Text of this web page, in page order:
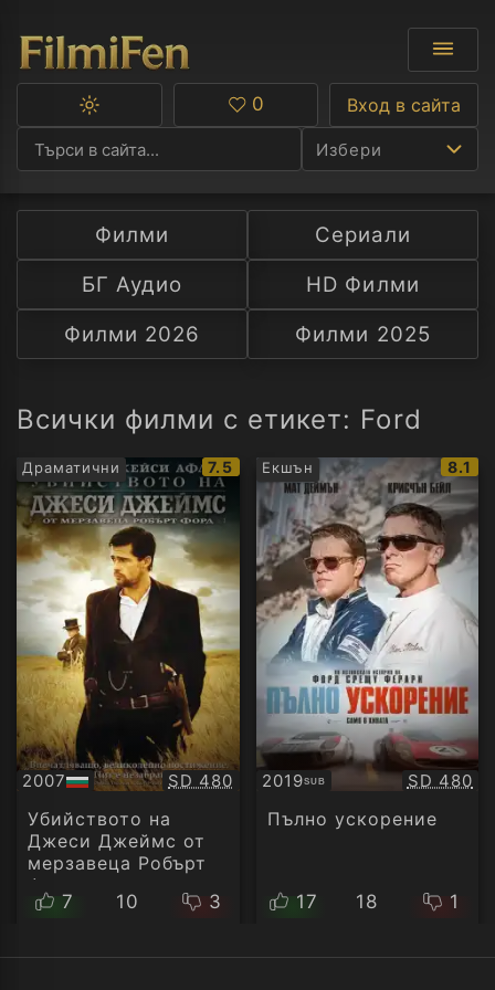
Избери
Ф
С
А
Превключване
тъмна
тема
Любими
0 Вход в сайта
Филми
Сериали
БГ Аудио
HD Филми
Филми 2026
Филми 2025
Всички филми с етикет: Ford
Драматични
IMDb
рейтинг:
7.5
2007
БГ
аудио
Качество:
SD 480
Убийството на
Джеси Джеймс от
мерзавеца Робърт
Форд
7 10 3
Екшън
IMDb
8.1
2019SUB
Субтитри SD 480
Пълно ускорение
17 18 1